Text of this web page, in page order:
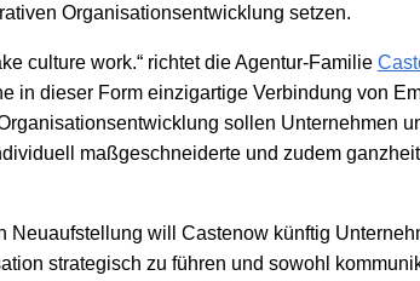
Organisationsentwicklung setzen.
culture work.“ richtet die Agentur-Familie
in dieser Form einzigartige Verbindung von
sollen Unternehmen
maßgeschneiderte und zudem
Neuaufstellung will Castenow künftig
strategisch zu führen und sowohl